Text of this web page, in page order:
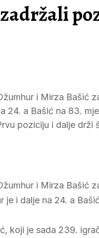
i Mirza Bašić
24. a Bašić na 83.
poziciju i dalje drži
i Mirza Bašić
i dalje na 24. a
koji je sada 239.